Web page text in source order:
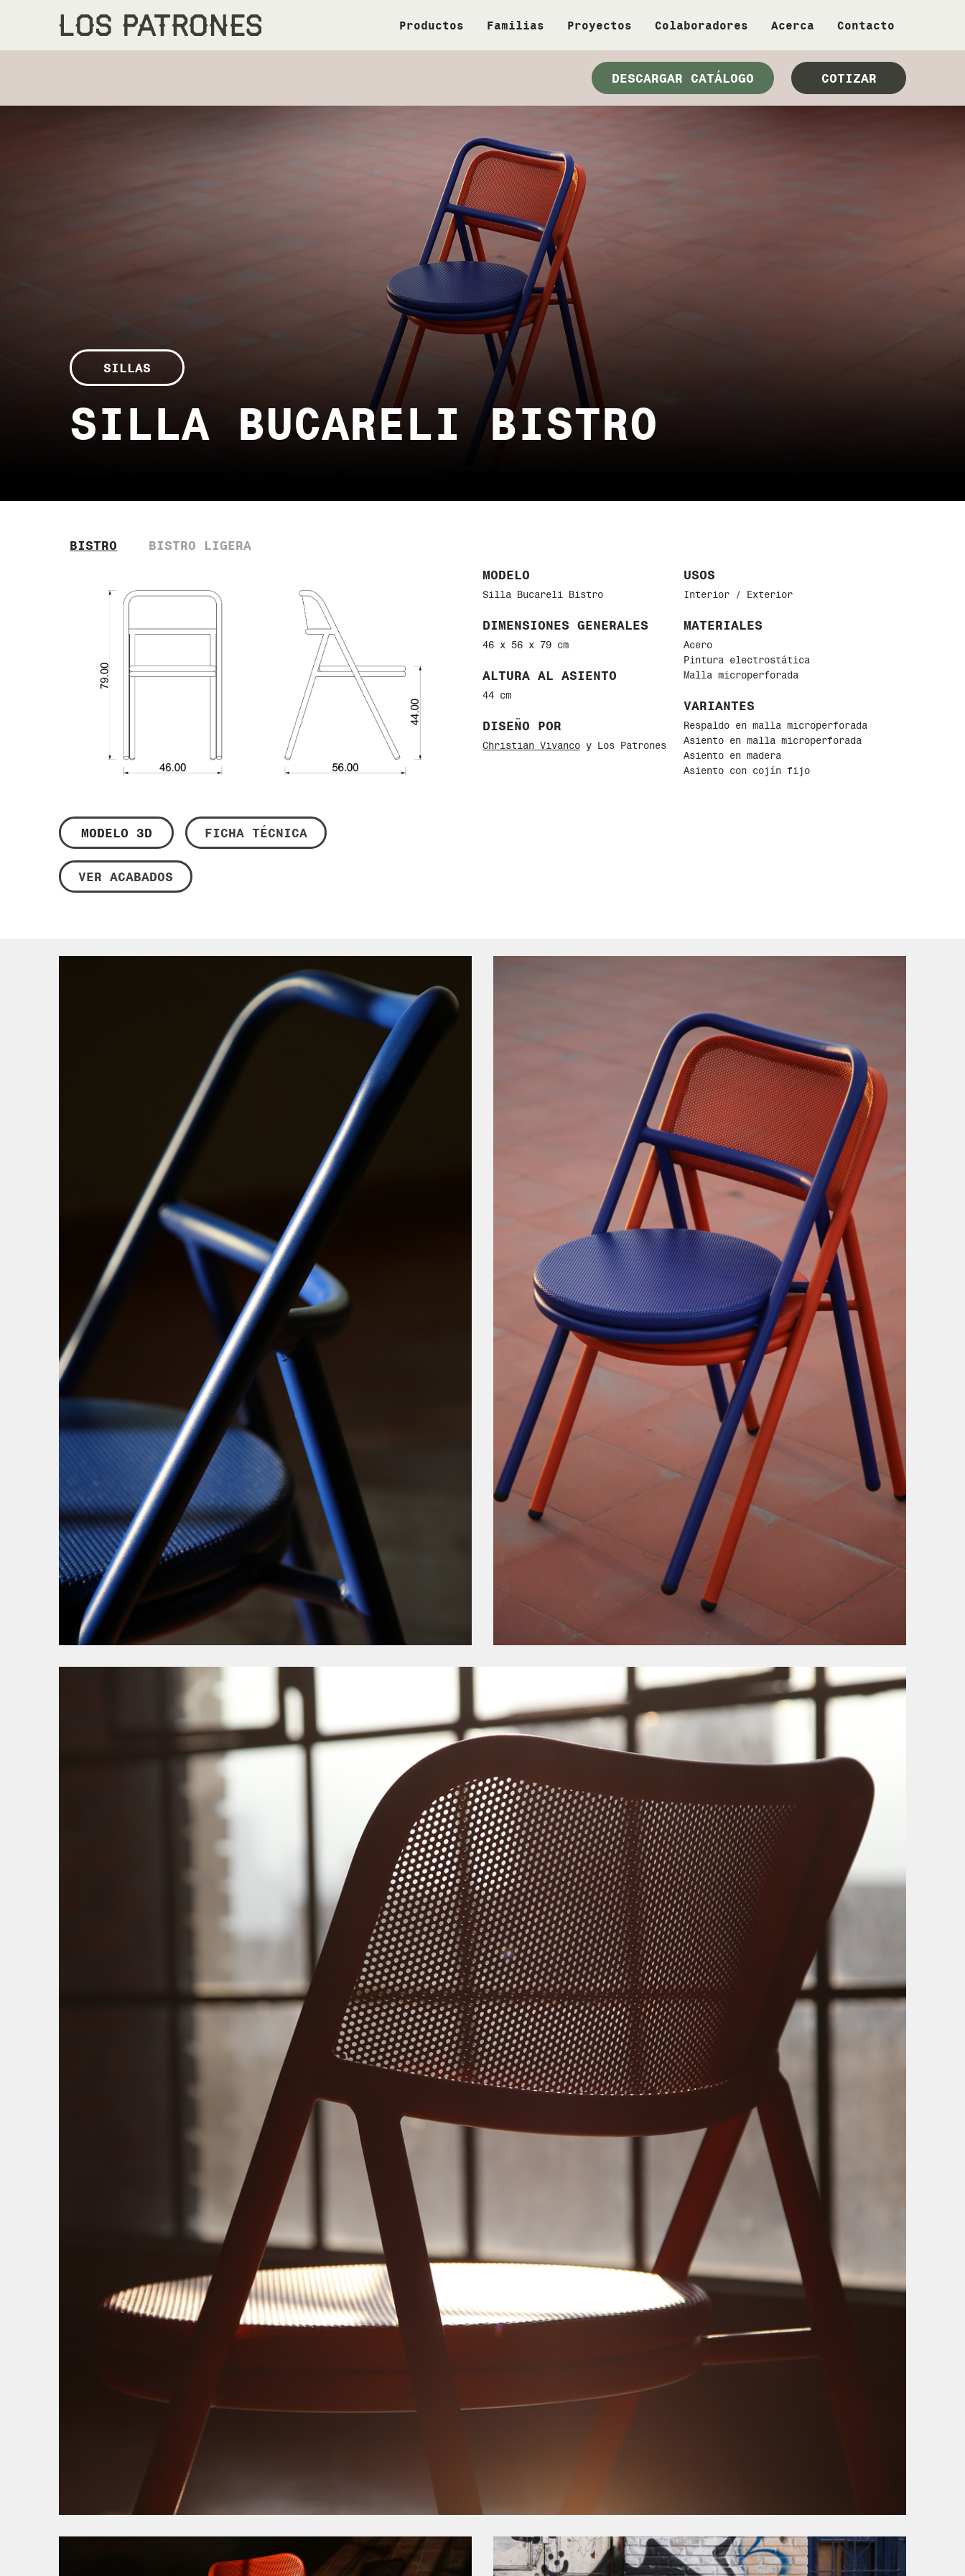
Productos Familias Proyectos Colaboradores Acerca Contacto
SILLAS
SILLA BUCARELI BISTRO
DESCARGAR CATÁLOGO COTIZAR
BISTRO BISTRO LIGERA
MODELO 3D FICHA TÉCNICA
VER ACABADOS
MODELO
Silla Bucareli Bistro
DIMENSIONES GENERALES
46 x 56 x 79 cm
ALTURA AL ASIENTO
44 cm
DISEÑO POR
Christian Vivanco y Los Patrones
USOS
Interior / Exterior
MATERIALES
Acero
Pintura electrostática
Malla microperforada
VARIANTES
Respaldo en malla microperforada
Asiento en malla microperforada
Asiento en madera
Asiento con cojín fijo
MODELO 3D
VER ACABADOS
Malla microperforada
VARIANTES
Respaldo sin malla microperforada
Asiento en malla microperforada
Asiento en madera
Asiento con cojín fijo